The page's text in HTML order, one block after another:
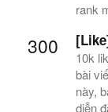
rank
300
10k
bài
này,
diễn